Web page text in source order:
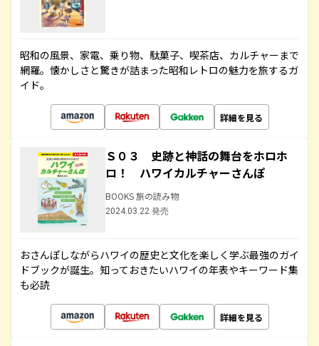
昭和の風景、家電、乗り物、駄菓子、喫茶店、カルチャーまで
網羅。懐かしさと驚きが詰まった昭和レトロの魅力を旅するガ
イド。
詳細を見る
Ｓ０３ 史跡と神話の舞台をホロホ
ロ！ ハワイカルチャーさんぽ
BOOKS 旅の読み物
2024.03.22 発売
おさんぽしながらハワイの歴史と文化を楽しく学ぶ最強のガイ
ドブックが誕生。知っておきたいハワイの年表やキーワード集
も必読
詳細を見る